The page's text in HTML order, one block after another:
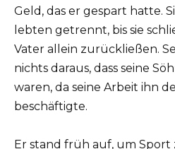
Geld, das er gespart hatte.
lebten getrennt, bis sie
Vater allein zurückließen.
nichts daraus, dass seine
waren, da seine Arbeit ihn
beschäftigte.
Er stand früh auf, um